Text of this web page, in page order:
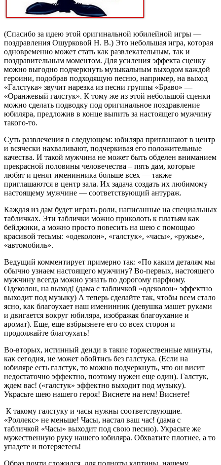
(Спасибо за идею этой оригинальной юбилейной игры —
поздравления Ошурковой Н. В.) Это небольшая игра, которая
одновременно может стать как развлекательным, так и
поздравительным моментом. Для усиления эффекта сценку
можно выгодно подчеркнуть музыкальным выходом каждой
героини, подобрав подходящую песню, например, на выход
«Галстука» звучит нарезка из песни группы «Браво» —
«Оранжевый галстук». К тому же из этой небольшой сценки
можно сделать подводку под оригинальное поздравление
юбиляра, предложив в конце выпить за настоящего мужчину
такого-то.
Суть развлечения в следующем: юбиляра приглашают в центр
и всячески нахваливают, подчеркивая его положительные
качества. И такой мужчина не может быть обделен вниманием
прекрасной половины человечества – пять дам, которые
любят и ценят именинника больше всех — также
приглашаются в центр зала. Их задача создать их любимому
настоящему мужчине — соответствующий антураж.
Каждая из дам будет играть роли, написанные на специальных
табличках. Эти таблички можно приколоть к платьям как
бейджики, а можно просто повесить на шею с помощью
красивой тесьмы: «одеколон», «галстук», «часы», «ружье»,
«автомобиль».
Ведущий комментирует примерно так: «По каким деталям мы
обычно узнаем настоящего мужчину? Во-первых, настоящего
мужчину всегда можно узнать по дорогому парфюму.
Одеколон, на выход! (дама с табличкой «одеколон» эффектно
выходит под музыку) А теперь сделайте так, чтобы всем стало
ясно, как благоухает наш именинник (девушка машет руками
и двигается вокруг юбиляра, изображая благоухание и
аромат). Еще, еще взбрызнете его со всех сторон и
продолжайте благоухать!
Во-вторых, истинный денди в такие торжественные минуты,
как сегодня, не может обойтись без галстука. (Если на
юбиляре есть галстук, то можно подчеркнуть, что он висит
недостаточно эффектно, поэтому нужен еще один). Галстук,
ждем вас! («галстук» эффектно выходит под музыку).
Украсьте шею нашего героя! Виснете на нем! Виснете!
К такому галстуку и часы нужны соответствующие.
«Роллекс» не меньше! Часы, настал ваш час! (дама с
табличкой «Часы» выходит под свою песню). Украсьте же
мужественную руку нашего юбиляра. Обхватите плотнее, а то
упадете и потеряетесь!
Образ почти сложился, для полноты картины, нашему